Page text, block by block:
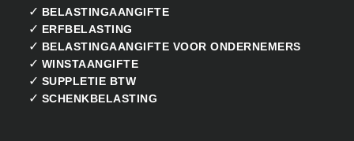
✓ BELASTINGAANGIFTE
✓ ERFBELASTING
✓ BELASTINGAANGIFTE VOOR ONDERNEMERS
✓ WINSTAANGIFTE
✓ SUPPLETIE BTW
✓ SCHENKBELASTING